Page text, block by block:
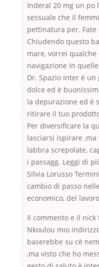
Inderal 20 mg un po
sessuale che il
pettinatura per. Fate
Chiudendo questo
mare, vorrei
navigazione in
Dr. Spazio Inter è
dolce ed è
la depurazione ed è
ritirare il tuo
Per diversificare la
lasciarsi ispirare ,ma
labbra screpolate,
i passagg. Leggi di
Silvia Lorusso
cambio di passo
economico, del
Il commento e il nick
Nkoulou mio
baserebbe su cè
,ma visto che ho